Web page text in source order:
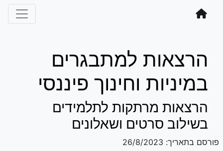
הרצאות למתבגרים
במיניות וחינוך פיננסי
הרצאות מרתקות לתלמידים
בשילוב סרטים ושאלונים
פורסם בתאריך: 26/8/2023